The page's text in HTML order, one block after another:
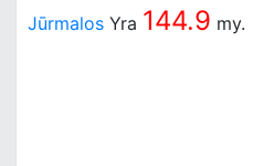
Jūrmalos Yra 144.9 my.